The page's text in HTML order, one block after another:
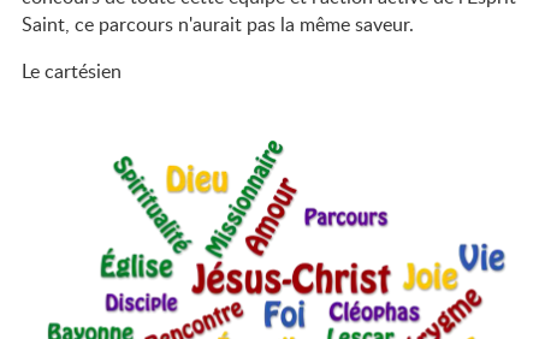
Saint, ce parcours n'aurait pas la même saveur.
Le cartésien